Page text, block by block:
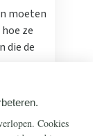
moeten
ze
die de